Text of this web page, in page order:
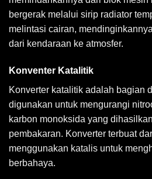
bergerak melalui sirip radiator
melintasi cairan,
dari kendaraan ke atmosfer.
Konventer Katalitik
Konverter katalitik adalah bagian
digunakan untuk mengurangi
karbon monoksida yang
pembakaran. Konverter terbuat
menggunakan katalis untuk
berbahaya.